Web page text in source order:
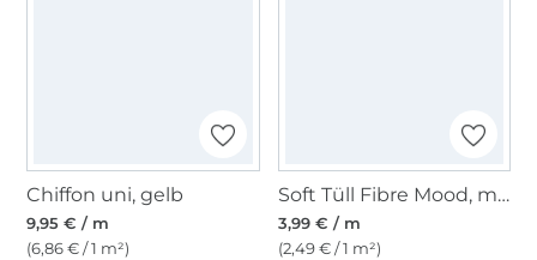
Chiffon uni, gelb
9,95 € / m
(6,86 € / 1 m²)
Soft Tüll Fibre Mood, marine
3,99 € / m
(2,49 € / 1 m²)